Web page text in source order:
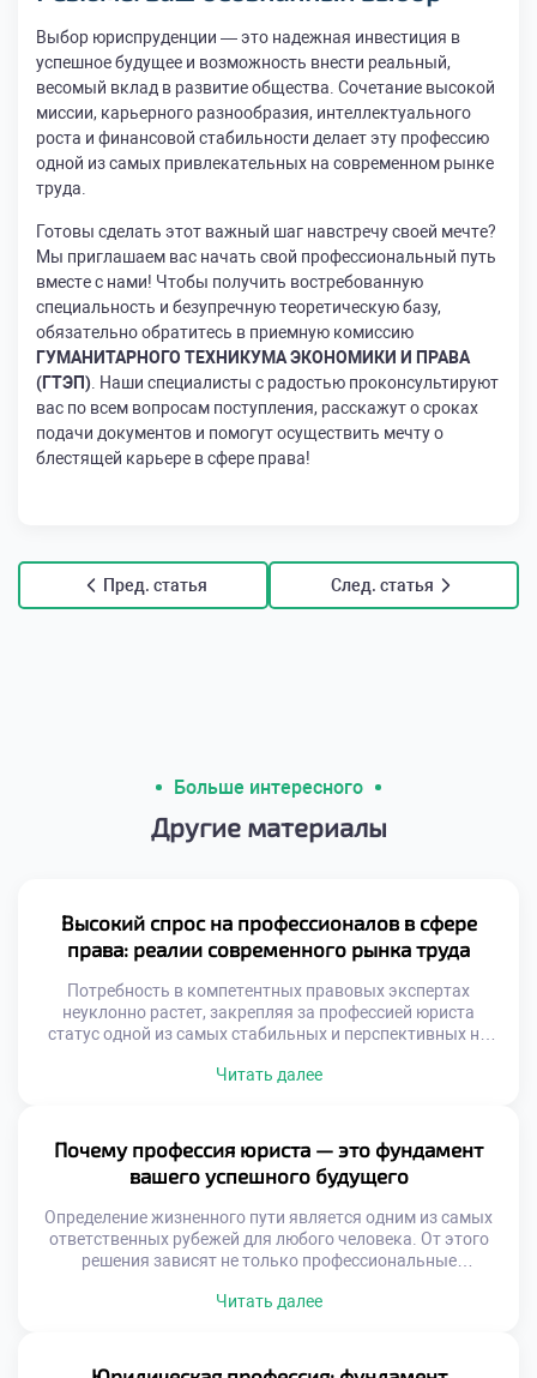
Выбор юриспруденции — это надежная инвестиция в
успешное будущее и возможность внести реальный,
весомый вклад в развитие общества. Сочетание высокой
миссии, карьерного разнообразия, интеллектуального
роста и финансовой стабильности делает эту профессию
одной из самых привлекательных на современном рынке
труда.
Готовы сделать этот важный шаг навстречу своей мечте?
Мы приглашаем вас начать свой профессиональный путь
вместе с нами! Чтобы получить востребованную
специальность и безупречную теоретическую базу,
обязательно обратитесь в приемную комиссию
ГУМАНИТАРНОГО ТЕХНИКУМА ЭКОНОМИКИ И ПРАВА
(ГТЭП) . Наши специалисты с радостью проконсультируют
вас по всем вопросам поступления, расскажут о сроках
подачи документов и помогут осуществить мечту о
блестящей карьере в сфере права!
Пред. статья След. статья
Больше интересного
Другие материалы
Высокий спрос на профессионалов в сфере
права: реалии современного рынка труда
Потребность в компетентных правовых экспертах
неуклонно растет, закрепляя за профессией юриста
статус одной из самых стабильных и перспективных на
факторы, обуславливающие такой спрос, обозначим
правоведов в ключевых секторах экономики. Почему
юристы незаменимы в эпоху цифровой трансформации?
[…]
Читать далее
Почему профессия юриста — это фундамент
вашего успешного будущего
Определение жизненного пути является одним из самых
ответственных рубежей для любого человека. От этого
решения зависят не только профессиональные
социуме и уровень материального достатка.
общественные процессы и открывая широкие горизонты.
Читать далее